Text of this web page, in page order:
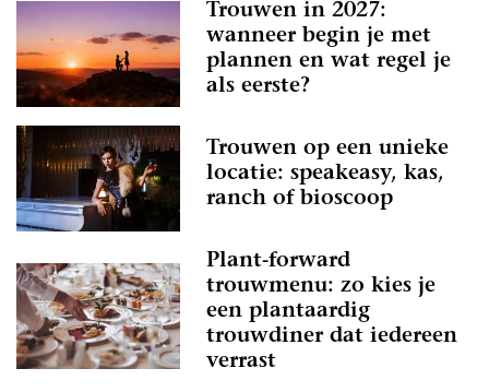
Trouwen in 2027:
wanneer begin je met
plannen en wat regel je
als eerste?
Trouwen op een unieke
locatie: speakeasy, kas,
ranch of bioscoop
Plant-forward
trouwmenu: zo kies je
een plantaardig
trouwdiner dat iedereen
verrast